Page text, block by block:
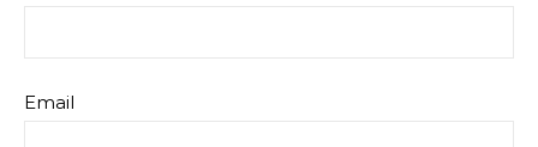
Email